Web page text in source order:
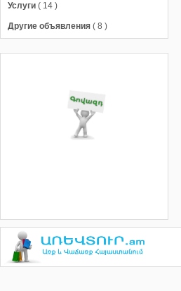
Услуги ( 14 )
Другие объявления ( 8 )